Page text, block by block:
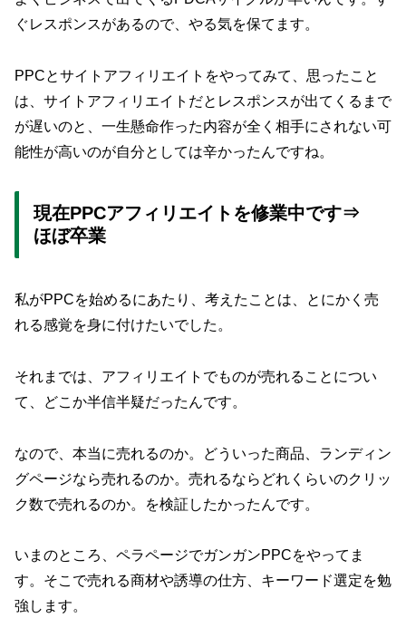
ぐレスポンスがあるので、やる気を保てます。
PPCとサイトアフィリエイトをやってみて、思ったこと
は、サイトアフィリエイトだとレスポンスが出てくるまで
が遅いのと、一生懸命作った内容が全く相手にされない可
能性が高いのが自分としては辛かったんですね。
現在PPCアフィリエイトを修業中です⇒
ほぼ卒業
私がPPCを始めるにあたり、考えたことは、とにかく売
れる感覚を身に付けたいでした。
それまでは、アフィリエイトでものが売れることについ
て、どこか半信半疑だったんです。
なので、本当に売れるのか。どういった商品、ランディン
グページなら売れるのか。売れるならどれくらいのクリッ
ク数で売れるのか。を検証したかったんです。
いまのところ、ペラページでガンガンPPCをやってま
す。そこで売れる商材や誘導の仕方、キーワード選定を勉
強します。